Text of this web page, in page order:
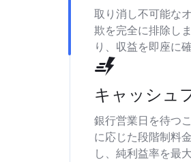
取り消し不可能な
欺を完全に排除し
り、収益を即座に
キャッシュ
銀行営業日を待つ
に応じた段階制料
し、純利益率を最